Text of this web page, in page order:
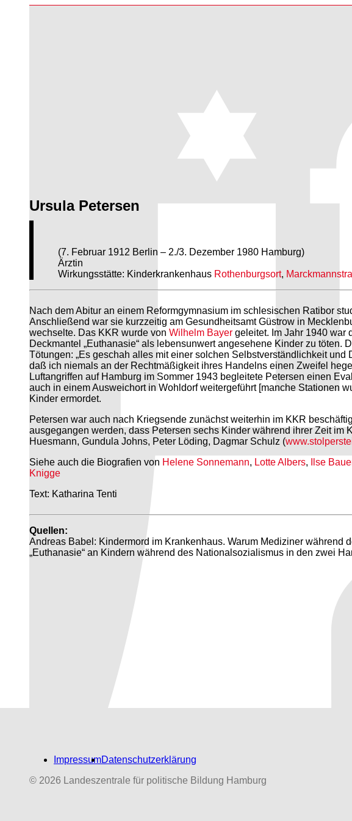
Ursula Petersen
(7. Februar 1912 Berlin – 2./3. Dezember 1980 Hamburg)
Ärztin
Wirkungsstätte: Kinderkrankenhaus Rothenburgsort,
Nach dem Abitur an einem Reformgymnasium im schlesischen Ratibor
Anschließend war sie kurzzeitig am Gesundheitsamt Güstrow in
wechselte. Das KKR wurde von Wilhelm Bayer geleitet. Im Jahr 1940 war
Deckmantel „Euthanasie“ als lebensunwert angesehene Kinder zu
Tötungen: „Es geschah alles mit einer solchen Selbstverständlichkeit
daß ich niemals an der Rechtmäßigkeit ihres Handelns einen Zweifel
Luftangriffen auf Hamburg im Sommer 1943 begleitete Petersen einen
auch in einem Ausweichort in Wohldorf weitergeführt [manche Stationen
Kinder ermordet.
Petersen war auch nach Kriegsende zunächst weiterhin im KKR
ausgegangen werden, dass Petersen sechs Kinder während ihrer Zeit
Huesmann, Gundula Johns, Peter Löding, Dagmar Schulz (
Siehe auch die Biografien von Helene Sonnemann, Lotte Albers, Ilse
Knigge
Text: Katharina Tenti
Quellen:
Andreas Babel: Kindermord im Krankenhaus. Warum Mediziner
„Euthanasie“ an Kindern während des Nationalsozialismus in den zwei
ImpressumDatenschutzerklärung
© 2026 Landeszentrale für politische Bildung Hamburg